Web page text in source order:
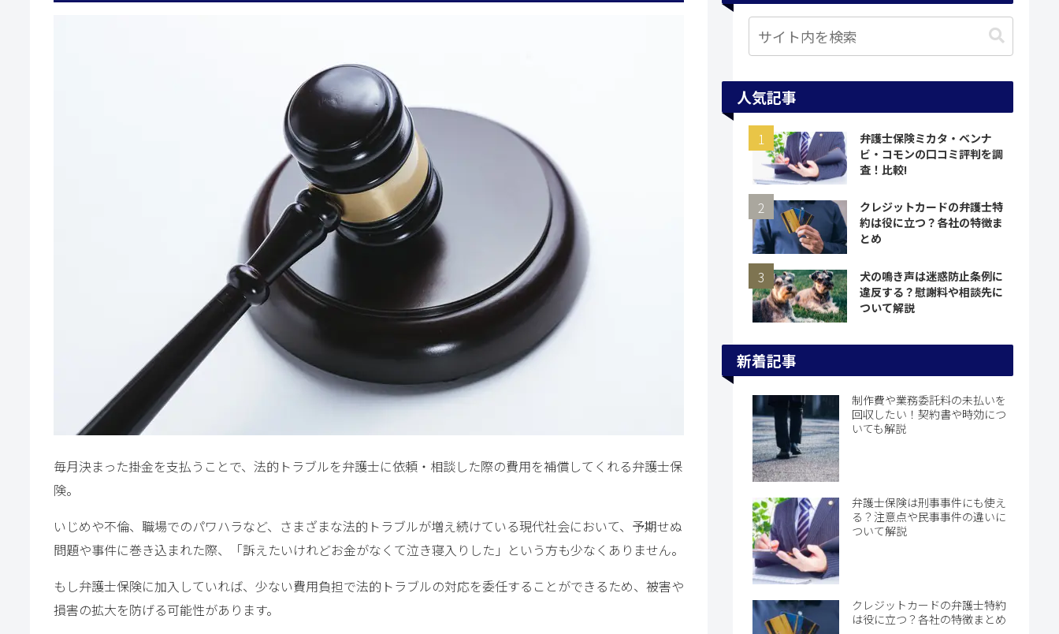
毎月決まった掛金を支払うことで、法的トラブルを弁護士に依頼・相談した際の費用を補償してくれる弁護士保
険。
いじめや不倫、職場でのパワハラなど、さまざまな法的トラブルが増え続けている現代社会において、予期せぬ
問題や事件に巻き込まれた際、「訴えたいけれどお金がなくて泣き寝入りした」という方も少なくありません。
もし弁護士保険に加入していれば、少ない費用負担で法的トラブルの対応を委任することができるため、被害や
損害の拡大を防げる可能性があります。
人気記事
弁護士保険ミカタ・ベンナ
ビ・コモンの口コミ評判を調
査！比較!
クレジットカードの弁護士特
約は役に立つ？各社の特徴ま
とめ
犬の鳴き声は迷惑防止条例に
違反する？慰謝料や相談先に
ついて解説
新着記事
制作費や業務委託料の未払いを
回収したい！契約書や時効につ
いても解説
弁護士保険は刑事事件にも使え
る？注意点や民事事件の違いに
ついて解説
クレジットカードの弁護士特約
は役に立つ？各社の特徴まとめ